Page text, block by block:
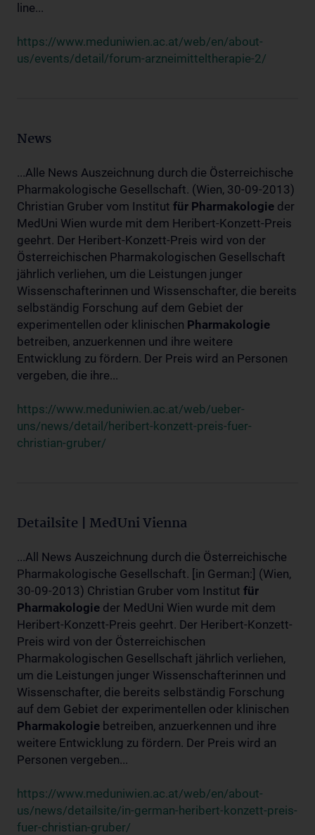
line...
https://www.meduniwien.ac.at/web/en/about-
us/events/detail/forum-arzneimitteltherapie-2/
News
...Alle News Auszeichnung durch die Österreichische
Pharmakologische Gesellschaft. (Wien, 30-09-2013)
Christian Gruber vom Institut für Pharmakologie der
MedUni Wien wurde mit dem Heribert-Konzett-Preis
geehrt. Der Heribert-Konzett-Preis wird von der
Österreichischen Pharmakologischen Gesellschaft
jährlich verliehen, um die Leistungen junger
Wissenschafterinnen und Wissenschafter, die bereits
selbständig Forschung auf dem Gebiet der
experimentellen oder klinischen Pharmakologie
betreiben, anzuerkennen und ihre weitere
Entwicklung zu fördern. Der Preis wird an Personen
vergeben, die ihre...
https://www.meduniwien.ac.at/web/ueber-
uns/news/detail/heribert-konzett-preis-fuer-
christian-gruber/
Detailsite | MedUni Vienna
...All News Auszeichnung durch die Österreichische
Pharmakologische Gesellschaft. [in German:] (Wien,
30-09-2013) Christian Gruber vom Institut für
Pharmakologie der MedUni Wien wurde mit dem
Heribert-Konzett-Preis geehrt. Der Heribert-Konzett-
Preis wird von der Österreichischen
Pharmakologischen Gesellschaft jährlich verliehen,
um die Leistungen junger Wissenschafterinnen und
Wissenschafter, die bereits selbständig Forschung
auf dem Gebiet der experimentellen oder klinischen
Pharmakologie betreiben, anzuerkennen und ihre
weitere Entwicklung zu fördern. Der Preis wird an
Personen vergeben...
https://www.meduniwien.ac.at/web/en/about-
us/news/detailsite/in-german-heribert-konzett-preis-
fuer-christian-gruber/